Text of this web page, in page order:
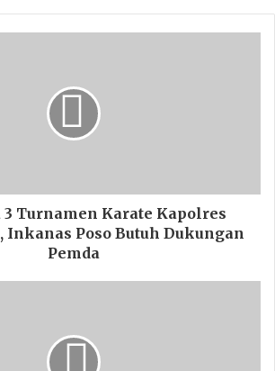
3 Turnamen Karate Kapolres
Inkanas Poso Butuh Dukungan
Pemda